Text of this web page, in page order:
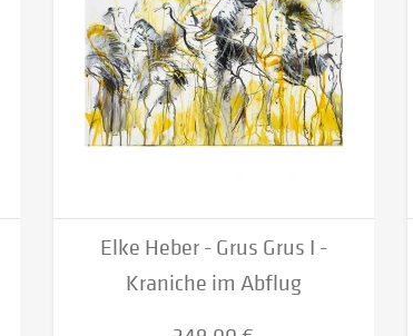
Elke Heber - Grus Grus I -
Kraniche im Abflug